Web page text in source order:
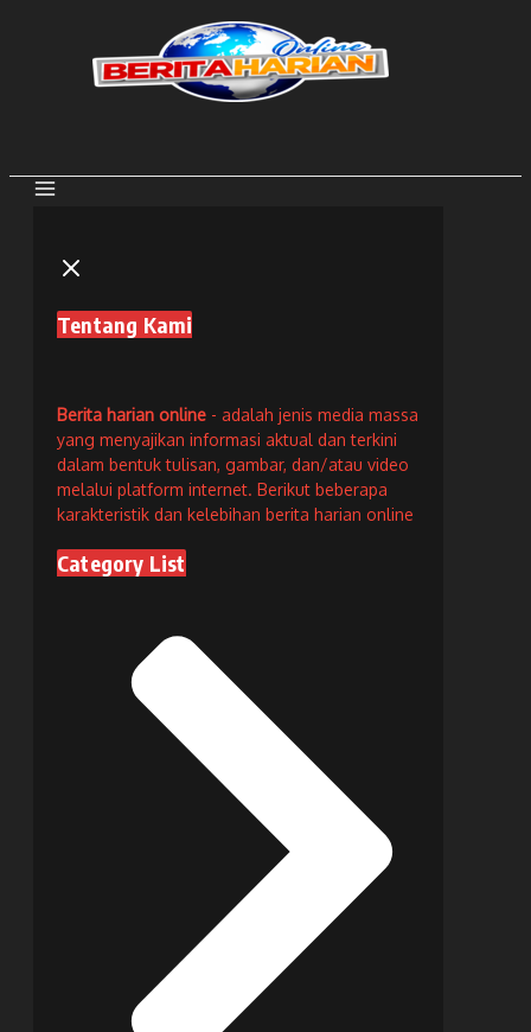
Tentang Kami
Berita harian online - adalah jenis media massa
yang menyajikan informasi aktual dan terkini
dalam bentuk tulisan, gambar, dan/atau video
melalui platform internet. Berikut beberapa
karakteristik dan kelebihan berita harian online
Category List